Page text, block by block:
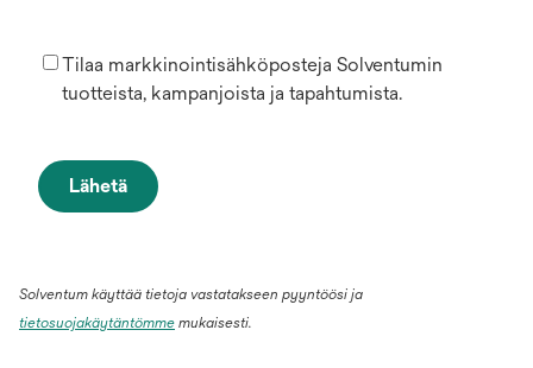
Tilaa markkinointisähköposteja Solventumin
tuotteista, kampanjoista ja tapahtumista.
Lähetä
Solventum käyttää tietoja vastatakseen pyyntöösi ja
tietosuojakäytäntömme mukaisesti.